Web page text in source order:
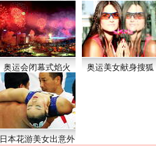
奥运会闭幕式焰火 奥运美女献身搜狐
日本花游美女出意外